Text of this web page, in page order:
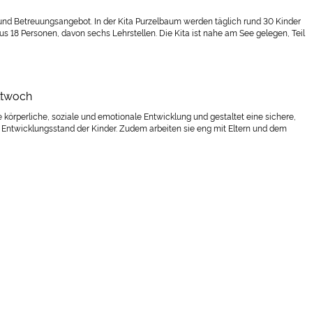
Betreuungsangebot. In der Kita Purzelbaum werden täglich rund 30 Kinder
Personen, davon sechs Lehrstellen. Die Kita ist nahe am See gelegen, Teil
soziale und emotionale Entwicklung und gestaltet eine sichere,
der Kinder. Zudem arbeiten sie eng mit Eltern und dem